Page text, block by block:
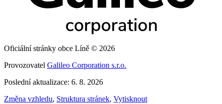
Oficiální stránky obce Líně © 2026
Provozovatel Galileo Corporation s.r.o.
Poslední aktualizace: 6. 8. 2026
Změna vzhledu, Struktura stránek, Vytisknout